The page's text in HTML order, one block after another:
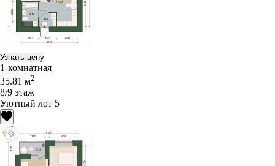
Узнать цену
1-комнатная
35.81 м2
8/9 этаж
Уютный лот 5